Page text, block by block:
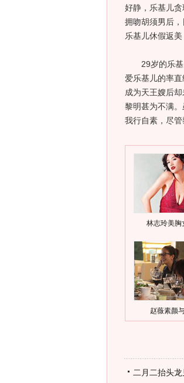
好静，乐基儿
拥吻胡须男后
乐基儿休假返
29岁的乐基儿
爱乐基儿的率
成为天王嫂后
黎明甚为不满
我行自素，尽
林志玲美胸
赵薇素颜
二月二抬头